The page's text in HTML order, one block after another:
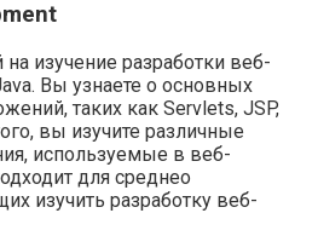
изучение разработки веб-
Вы узнаете о основных
таких как Servlets, JSP,
вы изучите различные
используемые в веб-
для среднео
изучить разработку веб-